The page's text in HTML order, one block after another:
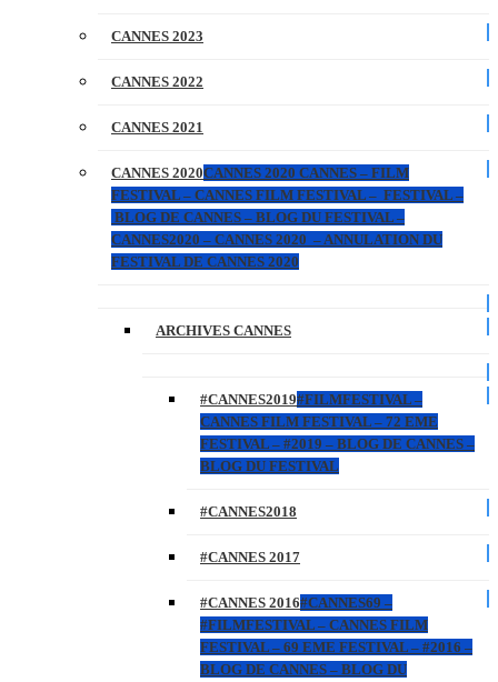
CANNES 2023
CANNES 2022
CANNES 2021
CANNES 2020CANNES 2020 CANNES – FILM
FESTIVAL – CANNES FILM FESTIVAL – FESTIVAL –
BLOG DE CANNES – BLOG DU FESTIVAL –
CANNES2020 – CANNES 2020 – ANNULATION DU
FESTIVAL DE CANNES 2020
ARCHIVES CANNES
#CANNES2019#FILMFESTIVAL –
CANNES FILM FESTIVAL – 72 EME
FESTIVAL – #2019 – BLOG DE CANNES –
BLOG DU FESTIVAL
#CANNES2018
#CANNES 2017
#CANNES 2016#CANNES69 –
#FILMFESTIVAL – CANNES FILM
FESTIVAL – 69 EME FESTIVAL – #2016 –
BLOG DE CANNES – BLOG DU